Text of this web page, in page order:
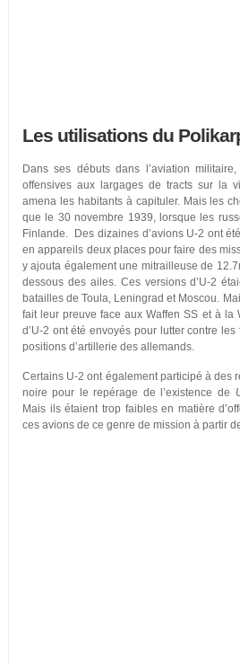
Les utilisations du
Dans ses débuts dans l’aviation
offensives aux largages de tracts sur la
amena les habitants à capituler. Mais les
que le 30 novembre 1939, lorsque les
Finlande. Des dizaines d’avions U-2 ont
en appareils deux places pour faire des
y ajouta également une mitrailleuse de
dessous des ailes. Ces versions d’U-2
batailles de Toula, Leningrad et Moscou.
fait leur preuve face aux Waffen SS et à la
d’U-2 ont été envoyés pour lutter contre les
positions d’artillerie des allemands.
Certains U-2 ont également participé à des
noire pour le repérage de l’existence de
Mais ils étaient trop faibles en matière
ces avions de ce genre de mission à partir